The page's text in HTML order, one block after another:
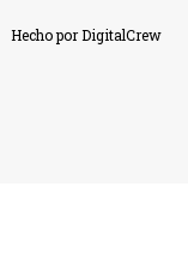
Hecho por DigitalCrew